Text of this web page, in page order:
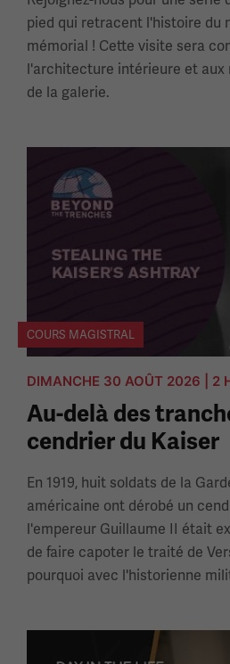
pied qui retracent l'histoire du
mémorial ! Cette visite sera
l'architecture intérieure et aux
de la galerie.
COURS MAGISTRAL
DIMANCHE 30 AOÛT 2026 | 2
Au-delà des
cendrier du Kaiser
En 1919, huit soldats de la
américaine ont dérobé un
l'empereur Guillaume II était
de faire capoter le traité de
pourquoi avec l'historienne